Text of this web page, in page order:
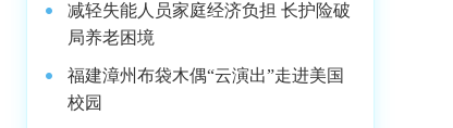
减轻失能人员家庭经济负担 长护险破
局养老困境
福建漳州布袋木偶“云演出”走进美国
校园